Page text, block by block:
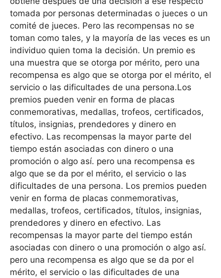
tomada por personas determinadas o jueces o un
comité de jueces. Pero las recompensas no se
toman como tales, y la mayoría de las veces es un
individuo quien toma la decisión. Un premio es
una muestra que se otorga por mérito, pero una
recompensa es algo que se otorga por el mérito, el
servicio o las dificultades de una persona.Los
premios pueden venir en forma de placas
conmemorativas, medallas, trofeos, certificados,
títulos, insignias, prendedores y dinero en
efectivo. Las recompensas la mayor parte del
tiempo están asociadas con dinero o una
promoción o algo así. pero una recompensa es
algo que se da por el mérito, el servicio o las
dificultades de una persona. Los premios pueden
venir en forma de placas conmemorativas,
medallas, trofeos, certificados, títulos, insignias,
prendedores y dinero en efectivo. Las
recompensas la mayor parte del tiempo están
asociadas con dinero o una promoción o algo así.
pero una recompensa es algo que se da por el
mérito, el servicio o las dificultades de una